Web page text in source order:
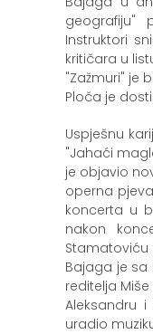
geografiju"
Instruktori
kritičara u
"Zažmuri" je
Ploča je
Uspješnu
"Jahaći
je objavio
operna
koncerta u
nakon
Bajaga je sa
reditelja
Aleksandru
uradio